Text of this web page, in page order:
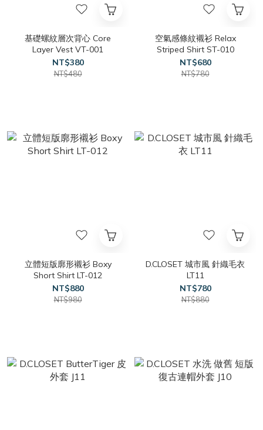
基礎螺紋層次背心 Core
Layer Vest VT-001
NT$380
NT$480
空氣感條紋襯衫 Relax
Striped Shirt ST-010
NT$680
NT$780
立體短版廓形襯衫 Boxy
Short Shirt LT-012
NT$880
NT$980
D.CLOSET 城市風 針織毛衣
LT11
NT$780
NT$880